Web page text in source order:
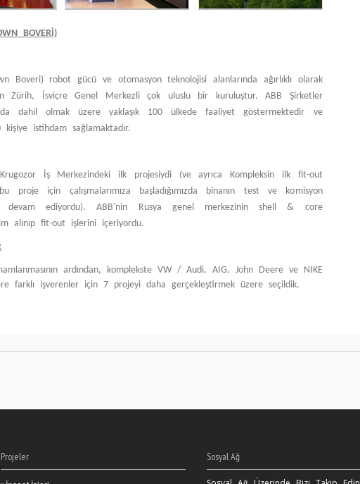
BOVERI)
Boveri) robot gücü ve otomasyon teknolojisi alanlarında ağırlıklı olarak
Zürih, İsviçre Genel Merkezli çok uluslu bir kuruluştur. ABB Şirketler
dahil olmak üzere yaklaşık 100 ülkede faaliyet göstermektedir ve
kişiye istihdam sağlamaktadır.
İş Merkezindeki ilk projesiydi (ve ayrıca Kompleksin ilk fit-out
proje için çalışmalarımıza başladığımızda binanın test ve komisyon
devam ediyordu). ABB'nin Rusya genel merkezinin shell & core
alınıp fit-out işlerini içeriyordu.
ardından, komplekste VW / Audi, AIG, John Deere ve NIKE
farklı işverenler için 7 projeyi daha gerçekleştirmek üzere seçildik.
Projeler Sosyal Ağ